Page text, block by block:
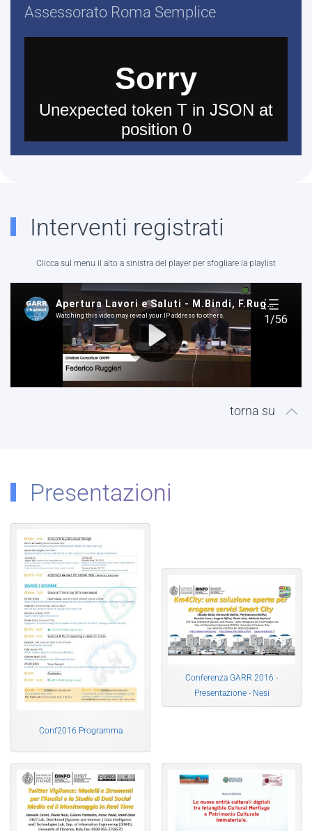
Assessorato Roma Semplice
Interventi registrati
Clicca sul menu il alto a sinistra del player per sfogliare la playlist
torna su
Presentazioni
Conf2016 Programma
Conferenza GARR 2016 -
Presentazione - Nesi